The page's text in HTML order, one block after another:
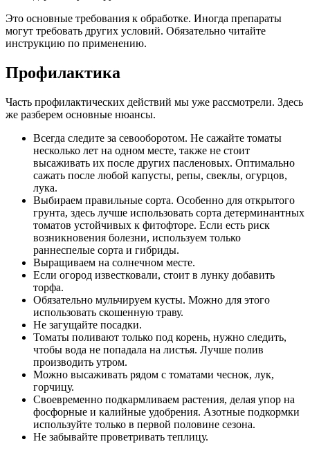
Это основные требования к обработке. Иногда препараты
могут требовать других условий. Обязательно читайте
инструкцию по применению.
Профилактика
Часть профилактических действий мы уже рассмотрели. Здесь
же разберем основные нюансы.
Всегда следите за севооборотом. Не сажайте томаты
несколько лет на одном месте, также не стоит
высаживать их после других пасленовых. Оптимально
сажать после любой капусты, репы, свеклы, огурцов,
лука.
Выбираем правильные сорта. Особенно для открытого
грунта, здесь лучше использовать сорта детерминантных
томатов устойчивых к фитофторе. Если есть риск
возникновения болезни, используем только
раннеспелые сорта и гибриды.
Выращиваем на солнечном месте.
Если огород известковали, стоит в лунку добавить
торфа.
Обязательно мульчируем кусты. Можно для этого
использовать скошенную траву.
Не загущайте посадки.
Томаты поливают только под корень, нужно следить,
чтобы вода не попадала на листья. Лучше полив
производить утром.
Можно высаживать рядом с томатами чеснок, лук,
горчицу.
Своевременно подкармливаем растения, делая упор на
фосфорные и калийные удобрения. Азотные подкормки
используйте только в первой половине сезона.
Не забывайте проветривать теплицу.